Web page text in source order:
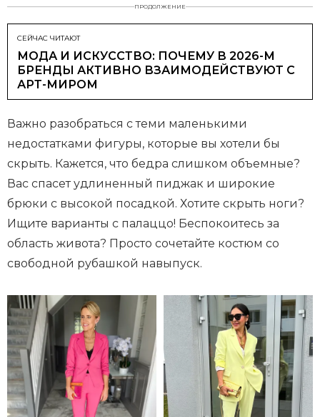
ПРОДОЛЖЕНИЕ
СЕЙЧАС ЧИТАЮТ
МОДА И ИСКУССТВО: ПОЧЕМУ В 2026-М
БРЕНДЫ АКТИВНО ВЗАИМОДЕЙСТВУЮТ С
АРТ-МИРОМ
Важно разобраться с теми маленькими
недостатками фигуры, которые вы хотели бы
скрыть. Кажется, что бедра слишком объемные?
Вас спасет удлиненный пиджак и широкие
брюки с высокой посадкой. Хотите скрыть ноги?
Ищите варианты с палаццо! Беспокоитесь за
область живота? Просто сочетайте костюм со
свободной рубашкой навыпуск.